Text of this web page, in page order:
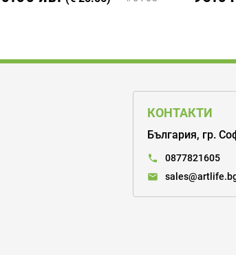
КОНТАКТИ
България, гр.
0877821605